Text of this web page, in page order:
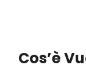
Cos’è